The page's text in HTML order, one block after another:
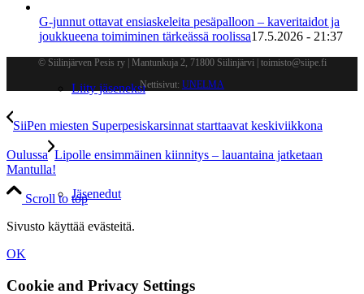
Liity jäseneksi
Jäsenedut
G-junnut ottavat ensiaskeleita pesäpalloon – kaveritaidot ja
joukkueena toimiminen tärkeässä roolissa17.5.2026 - 21:37
© Siilinjärven Pesis ry | Mantunkuja 2, 71800 Siilinjärvi | toimisto@siipe.fi
Nettisivut: UNELMA
SiiPen miesten Superpesiskarsinnat starttaavat keskiviikkona
Oulussa Lipolle ensimmäinen kiinnitys – lauantaina jatketaan
Mantulla!
Scroll to top
Sivusto käyttää evästeitä.
OK
Cookie and Privacy Settings